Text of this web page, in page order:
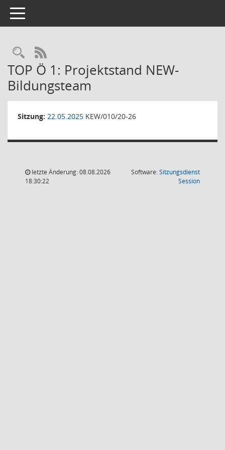
Toggle navigation
Rechercheauswahl
RSS-Feed
TOP Ö 1: Projektstand NEW-
Bildungsteam
Sitzung: 22.05.2025 KEW/010/20-26
letzte Änderung: 08.08.2026
18:30:22
Software:Sitzungsdienst
Session(Wird in